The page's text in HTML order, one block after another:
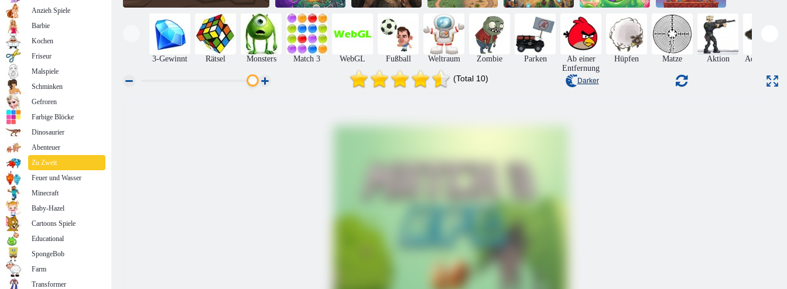
Grabmeister
Alexis The
Knight
Rollenspiel
König Rugni
Tower Defense
Schleim lecker!
Draw To Smash
Classic
3-Gewinnt Rätsel Monsters Match 3 WebGL Fußball Weltraum Zombie Parken
Ab einer
Entfernung
Hüpfen Matze Aktion Adventures
(Total 10) Darker
Anzieh Spiele
Barbie
Kochen
Friseur
Malspiele
Schminken
Gefroren
Farbige Blöcke
Dinosaurier
Abenteuer
Zu Zweit
Feuer und Wasser
Minecraft
Baby-Hazel
Cartoons Spiele
Educational
SpongeBob
Farm
Transformer